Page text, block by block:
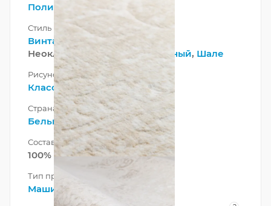
Полипропилен
Стиль
Винтажный ,Европейский
Неоклассический,
Современный, Шале
Рисунок
Классический
Страна
Бельгия
Состав ворса
100% ПП Хит-сет
Тип производства
Машинный